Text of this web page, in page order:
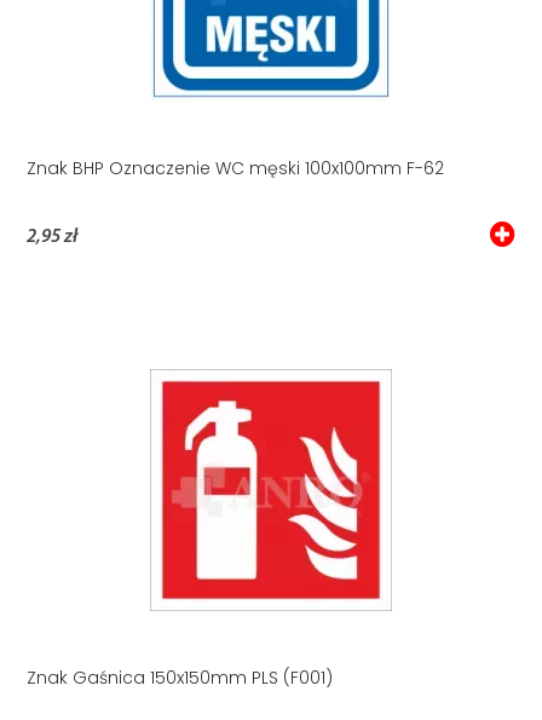
Znak BHP Oznaczenie WC męski 100x100mm F-62
2,95 zł
Znak Gaśnica 150x150mm PLS (F001)